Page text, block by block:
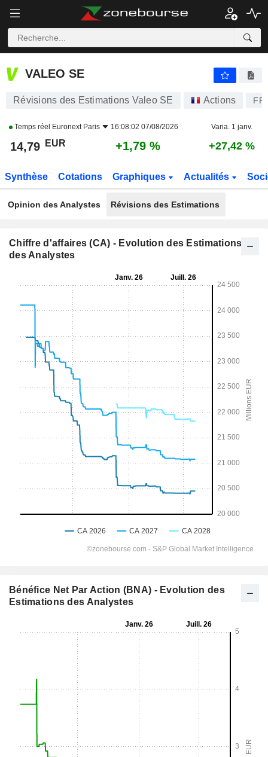
VALEO SE
VALEO SE
Révisions des Estimations Valeo SE Actions FR
Temps réel Euronext Paris 16:08:02 07/08/2026 Varia. 1 janv.
14,79 EUR +1,79 % +27,42 %
Synthèse Cotations Graphiques Actualités
Opinion des Analystes Révisions des Estimations
Chiffre d'affaires (CA) - Evolution des Estimations
des Analystes
Bénéfice Net Par Action (BNA) - Evolution des
Estimations des Analystes